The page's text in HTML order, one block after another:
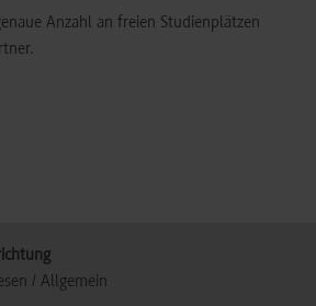
Anzahl an freien Studienplätzen
/ Allgemein